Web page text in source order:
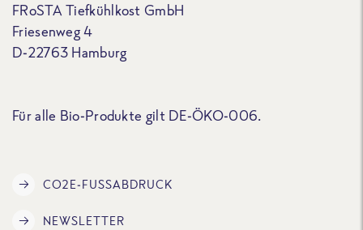
FRoSTA Tiefkühlkost GmbH
Friesenweg 4
D-22763 Hamburg
Für alle Bio-Produkte gilt DE-ÖKO-006.
CO2E-FUSSABDRUCK
NEWSLETTER